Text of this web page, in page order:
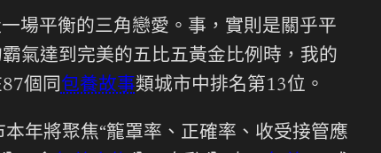
場平衡的三角戀愛。事，實則是關乎平
氣達到完美的五比五黃金比例時，我的
個同包養故事類城市中排名第13位。
年將聚焦“籠罩率、正確率、收受接管應